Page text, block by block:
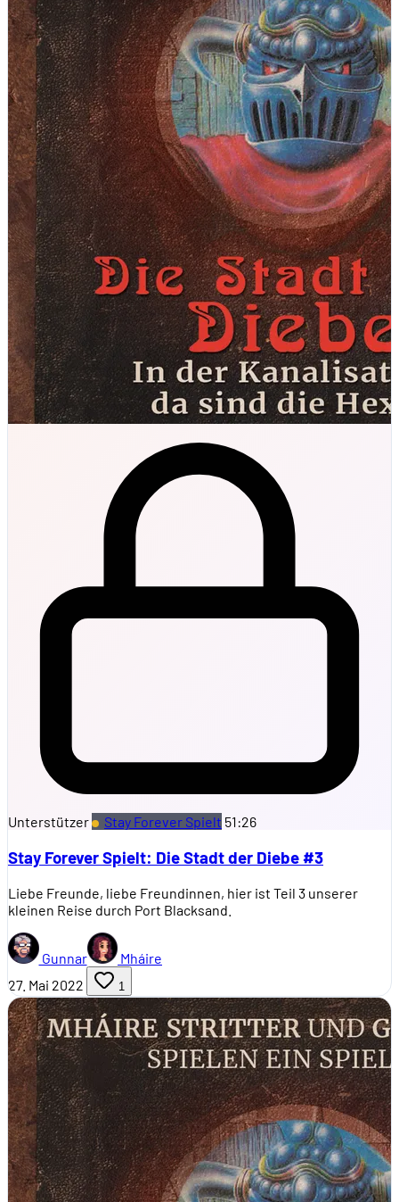
Unterstützer Stay Forever Spielt 51:26
Stay Forever Spielt: Die Stadt der Diebe #3
Liebe Freunde, liebe Freundinnen, hier ist Teil 3 unserer
kleinen Reise durch Port Blacksand.
Gunnar
Mháire
27. Mai 2022
1